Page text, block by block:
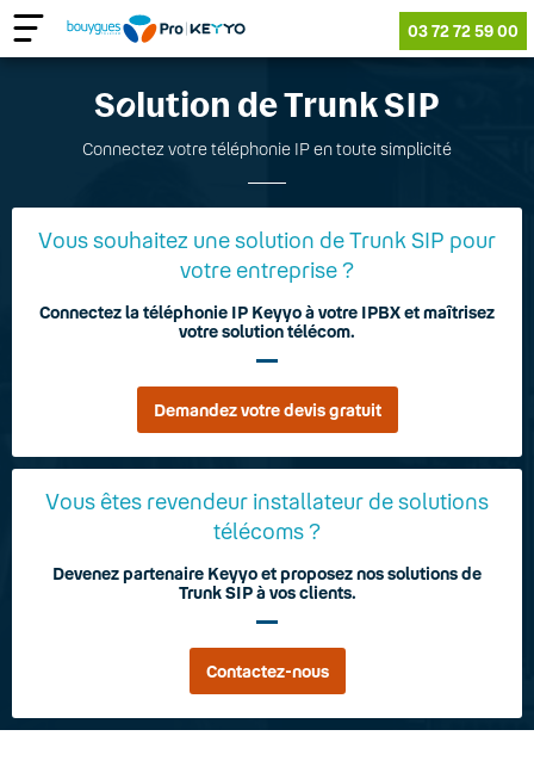
03 72 72 59 00
Solution de Trunk SIP
Connectez votre téléphonie IP en toute simplicité
Vous souhaitez une solution de Trunk SIP pour
votre entreprise ?
Connectez la téléphonie IP Keyyo à votre IPBX et maîtrisez
votre solution télécom.
Demandez votre devis gratuit
Vous êtes revendeur installateur de solutions
télécoms ?
Devenez partenaire Keyyo et proposez nos solutions de
Trunk SIP à vos clients.
Contactez-nous